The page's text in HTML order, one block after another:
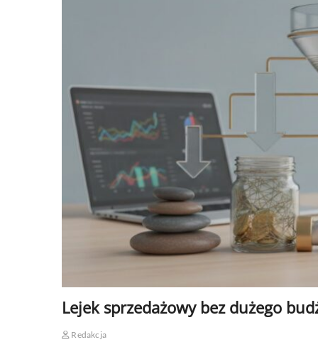
Lejek sprzedażowy bez dużego
Redakcja